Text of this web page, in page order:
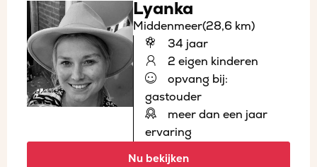
Lyanka
Middenmeer(28,6 km)
34 jaar
2 eigen kinderen
opvang bij:
gastouder
meer dan een jaar
ervaring
Nu bekijken